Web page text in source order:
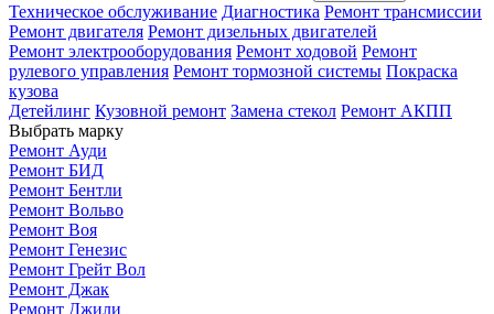
Техническое обслуживание Диагностика Ремонт трансмиссии
Ремонт двигателя Ремонт дизельных двигателей
Ремонт электрооборудования Ремонт ходовой Ремонт
рулевого управления Ремонт тормозной системы Покраска
кузова
Детейлинг Кузовной ремонт Замена стекол Ремонт АКПП
Выбрать марку
Ремонт Ауди
Ремонт БИД
Ремонт Бентли
Ремонт Вольво
Ремонт Воя
Ремонт Генезис
Ремонт Грейт Вол
Ремонт Джак
Ремонт Джили